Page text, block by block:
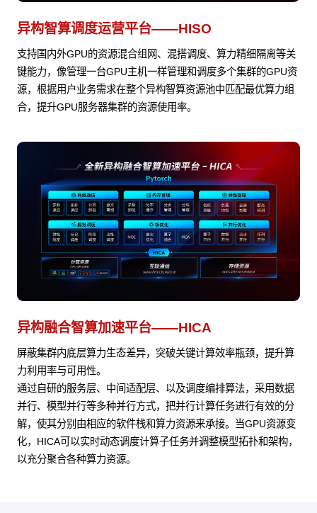
异构智算调度运营平台——HISO
支持国内外GPU的资源混合组网、混搭调度、算力精细隔离等关
键能力，像管理一台GPU主机一样管理和调度多个集群的GPU资
源，根据用户业务需求在整个异构智算资源池中匹配最优算力组
合，提升GPU服务器集群的资源使用率。
异构融合智算加速平台——HICA
屏蔽集群内底层算力生态差异，突破关键计算效率瓶颈，提升算
力利用率与可用性。
通过自研的服务层、中间适配层、以及调度编排算法，采用数据
并行、模型并行等多种并行方式，把并行计算任务进行有效的分
解，使其分别由相应的软件栈和算力资源来承接。当GPU资源变
化，HICA可以实时动态调度计算子任务并调整模型拓扑和架构，
以充分聚合各种算力资源。